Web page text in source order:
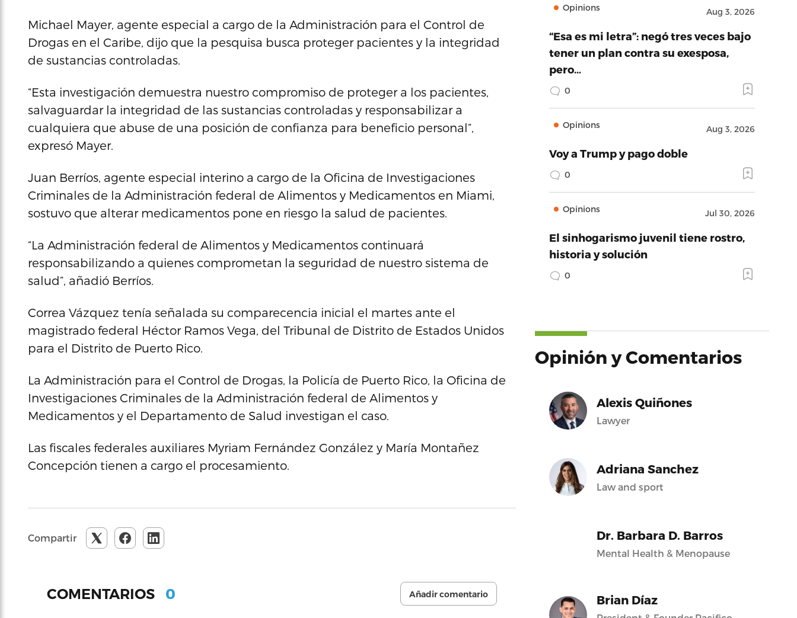
Michael Mayer, agente especial a cargo de la Administración para el Control de
Drogas en el Caribe, dijo que la pesquisa busca proteger pacientes y la integridad
de sustancias controladas.
“Esta investigación demuestra nuestro compromiso de proteger a los pacientes,
salvaguardar la integridad de las sustancias controladas y responsabilizar a
cualquiera que abuse de una posición de confianza para beneficio personal”,
expresó Mayer.
Juan Berríos, agente especial interino a cargo de la Oficina de Investigaciones
Criminales de la Administración federal de Alimentos y Medicamentos en Miami,
sostuvo que alterar medicamentos pone en riesgo la salud de pacientes.
“La Administración federal de Alimentos y Medicamentos continuará
responsabilizando a quienes comprometan la seguridad de nuestro sistema de
salud”, añadió Berríos.
Correa Vázquez tenía señalada su comparecencia inicial el martes ante el
magistrado federal Héctor Ramos Vega, del Tribunal de Distrito de Estados Unidos
para el Distrito de Puerto Rico.
La Administración para el Control de Drogas, la Policía de Puerto Rico, la Oficina de
Investigaciones Criminales de la Administración federal de Alimentos y
Medicamentos y el Departamento de Salud investigan el caso.
Las fiscales federales auxiliares Myriam Fernández González y María Montañez
Concepción tienen a cargo el procesamiento.
Compartir
COMENTARIOS 0 Añadir comentario
Opinions Aug 3, 2026
“Esa es mi letra”: negó tres veces bajo
tener un plan contra su exesposa,
pero…
0
Opinions Aug 3, 2026
Voy a Trump y pago doble
0
Opinions Jul 30, 2026
El sinhogarismo juvenil tiene rostro,
historia y solución
0
Opinión y Comentarios
Alexis Quiñones
Lawyer
Adriana Sanchez
Law and sport
Dr. Barbara D. Barros
Mental Health & Menopause
Brian Díaz